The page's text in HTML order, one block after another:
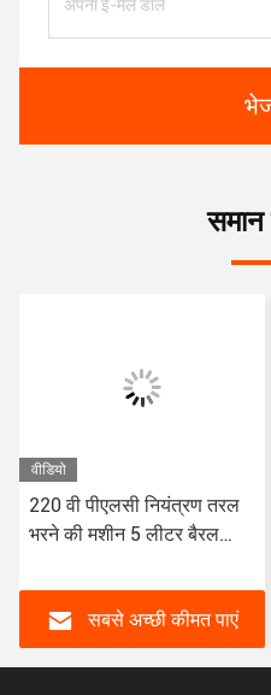
समान
वीडियो
220 वी पीएलसी नियंत्रण तरल
भरने की मशीन 5 लीटर बैरल
आधारित पेंट भरने की मशीन
श्रृंखला
सबसे अच्छी कीमत पाएं